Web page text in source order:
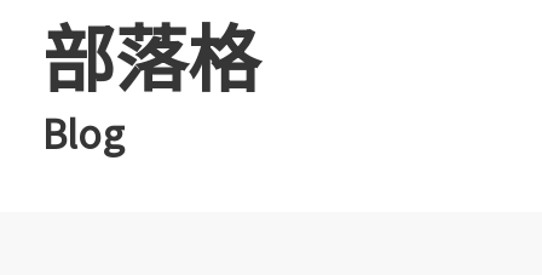
部落格
Blog